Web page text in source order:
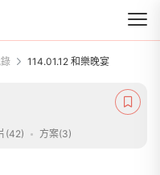
集
114.01.12 和樂晚宴
(42) 方案(3)